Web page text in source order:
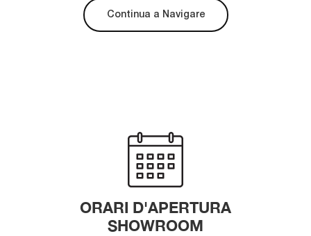
Continua a Navigare
ORARI D'APERTURA
SHOWROOM